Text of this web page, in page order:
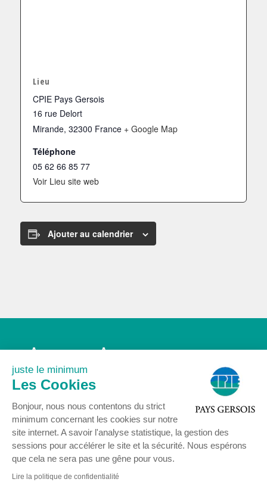
Lieu
CPIE Pays Gersois
16 rue Delort
Mirande, 32300 France + Google Map
Téléphone
05 62 66 85 77
Voir Lieu site web
Ajouter au calendrier
Accueil Association
Agenda
Nous rejoindre
Mentions légales
© COPYRIGHT 2024 - Centre Permanent d’Initiatives pour l’Environnement
Pays Gersois
juste le minimum
Les Cookies
Bonjour, nous nous contentons du strict
minimum concernant les cookies sur notre
site internet. A savoir l'analyse statistique, la gestion des
sessions pour accélérer le site et la sécurité. Nous espérons
que cela ne sera pas une gêne pour vous.
Lire la politique de confidentialité